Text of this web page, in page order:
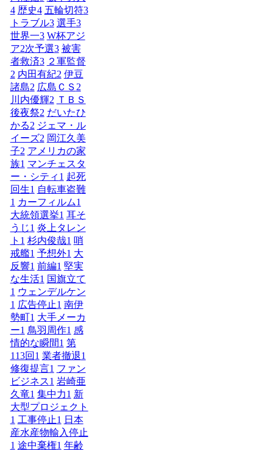
4 歴史4 五輪切符3
トラブル3 選手3
世界一3 W杯アジ
ア2次予選3 被害
者救済3 ２軍監督
2 内田有紀2 伊豆
諸島2 広島ＣＳ 2
川内優輝2 ＴＢＳ
後夜祭2 だいたひ
かる2 ジェマ・ル
イーズ2 岡江久美
子2 アメリカの家
族1 マンチェスタ
ー・シティ 1 起死
回生1 自転車盗難
1 カーフィルム1
大統領選挙1 耳そ
うじ1 炎上タレン
ト 1 杉内俊哉1 哨
戒艦1 予想外1 大
反響1 前編1 堅実
な生活1 国旗立て
1 ウェンデルケン
1 広告停止1 南伊
勢町1 大手メーカ
ー1 鳥羽周作1 感
情的な瞬間1 第
113回 1 業者撤退1
修復提言1 ファン
ビジネス1 岩崎亜
久竜1 集中力1 新
大型プロジェクト
1 工事停止1 日本
産水産物輸入停止
1 途中棄権1 年齢